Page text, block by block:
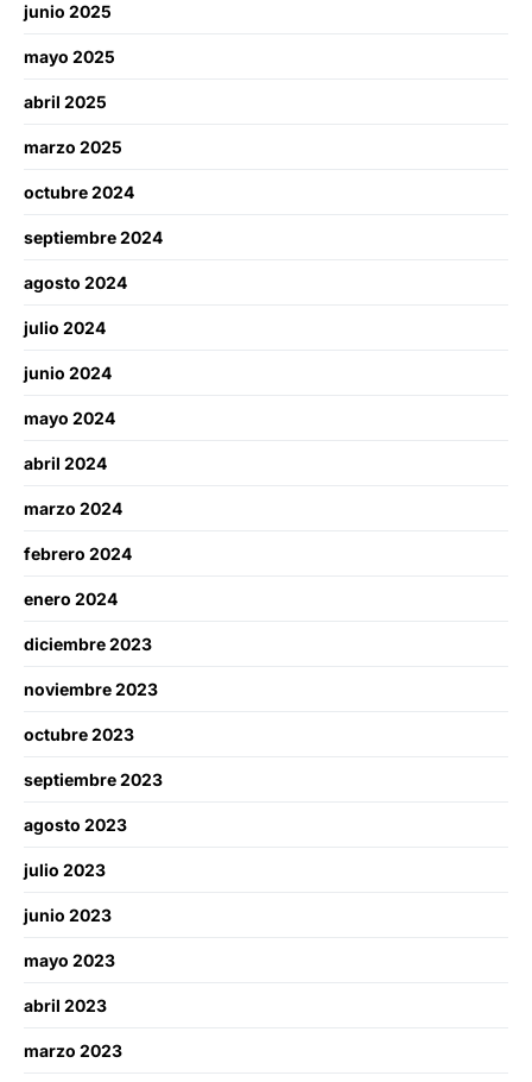
junio 2025
mayo 2025
abril 2025
marzo 2025
octubre 2024
septiembre 2024
agosto 2024
julio 2024
junio 2024
mayo 2024
abril 2024
marzo 2024
febrero 2024
enero 2024
diciembre 2023
noviembre 2023
octubre 2023
septiembre 2023
agosto 2023
julio 2023
junio 2023
mayo 2023
abril 2023
marzo 2023